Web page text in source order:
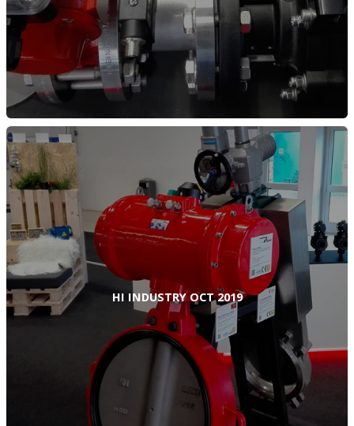
HI INDUSTRY OCT 2019